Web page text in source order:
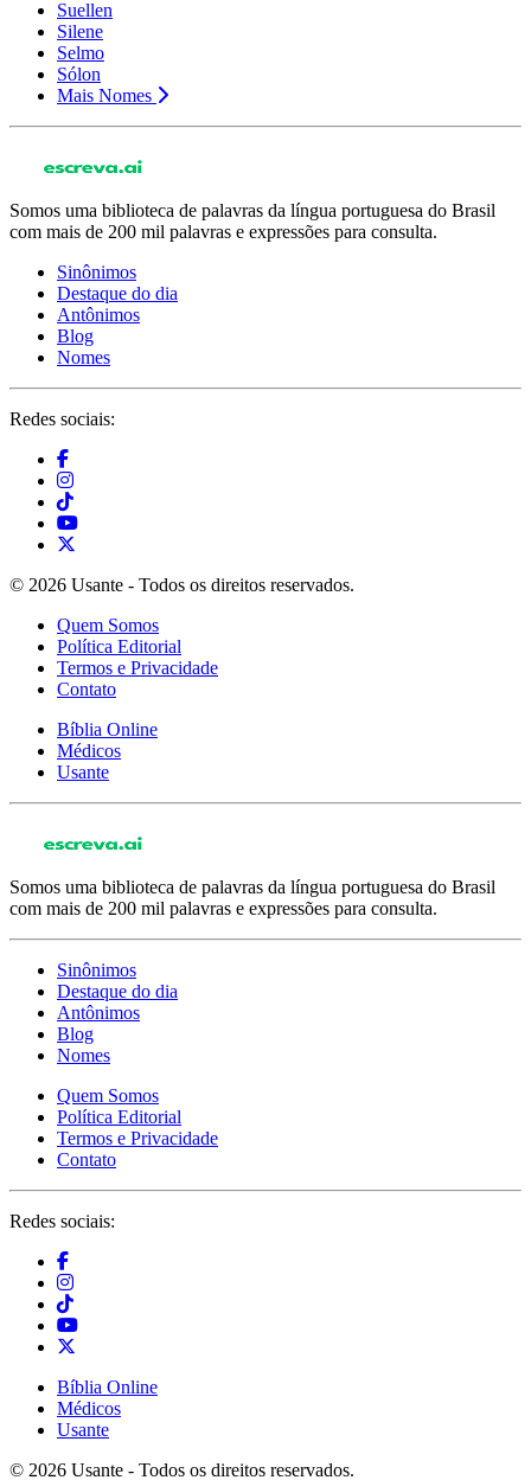
Suellen
Silene
Selmo
Sólon
Mais Nomes
Somos uma biblioteca de palavras da língua portuguesa do Brasil
com mais de 200 mil palavras e expressões para consulta.
Sinônimos
Destaque do dia
Antônimos
Blog
Nomes
Redes sociais:
© 2026 Usante - Todos os direitos reservados.
Quem Somos
Política Editorial
Termos e Privacidade
Contato
Bíblia Online
Médicos
Usante
Somos uma biblioteca de palavras da língua portuguesa do Brasil
com mais de 200 mil palavras e expressões para consulta.
Sinônimos
Destaque do dia
Antônimos
Blog
Nomes
Quem Somos
Política Editorial
Termos e Privacidade
Contato
Redes sociais:
Bíblia Online
Médicos
Usante
© 2026 Usante - Todos os direitos reservados.